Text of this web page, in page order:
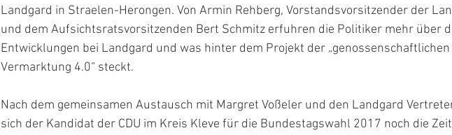
Landgard in Straelen-Herongen. Von Armin Rehberg, Vorstandsvorsitzender der
und dem Aufsichtsratsvorsitzenden Bert Schmitz erfuhren die Politiker mehr über
Entwicklungen bei Landgard und was hinter dem Projekt der „genossenschaftlichen
Vermarktung 4.0“ steckt.
Nach dem gemeinsamen Austausch mit Margret Voßeler und den Landgard
sich der Kandidat der CDU im Kreis Kleve für die Bundestagswahl 2017 noch die